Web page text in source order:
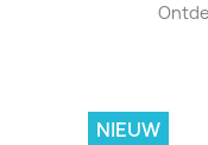
NIEUW